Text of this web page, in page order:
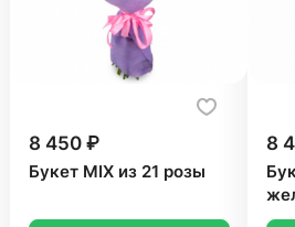
8 450 ₽
Букет MIX из 21 розы
8